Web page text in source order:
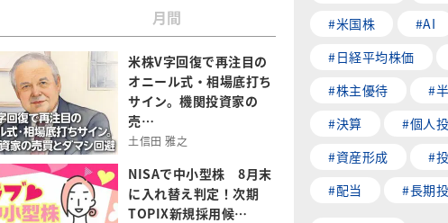
月間
米株V字回復で再注目の
オニール式・相場底打ち
サイン。機関投資家の
売…
土信田 雅之
NISAで中小型株 8月末
に入れ替え判定！次期
TOPIX新規採用候…
#米国株
#AI
#日経平均株価
#株主優待
#
#決算
#個人
#資産形成
#
#配当
#長期